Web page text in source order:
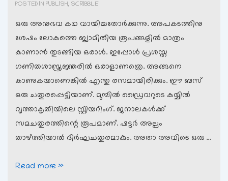
POSTED IN PUBLISH, SCRIBBLE
ഒരു അനുഭവ കഥ വായിച്ചതോര്‍ക്കുന്നു. അപകടത്തിനു
ശേഷം ലോകത്തെ ജ്യാമിതീയ രൂപങ്ങളില്‍ മാത്രം
കാണാന്‍ തുടങ്ങിയ ഒരാള്‍. ഇപ്പോള്‍ പ്രശസ്ത
ഗണിതശാസ്ത്രജ്ഞരില്‍ ഒരാളാണത്രെ. അങ്ങനെ
കാണുകയാണെങ്കില്‍ എന്തു രസമായിരിക്കും. ഈ ബസ്
ഒരു ചതുരപ്പെട്ടിയാണ്. മുമ്പില്‍ ഡ്രൈവറുടെ കയ്യില്‍
വൃത്താകൃതിയിലെ സ്റ്റിയറിംഗ്. ജനാലകള്‍ക്ക്
സമചതുരത്തിന്റെ രൂപമാണ്. ഷട്ടര്‍ അല്പം
താഴ്ത്തിയാല്‍ ദീര്‍ഘചതുരമാകും. അതാ അവിടെ ഒരു …
കുചേല
Read more »